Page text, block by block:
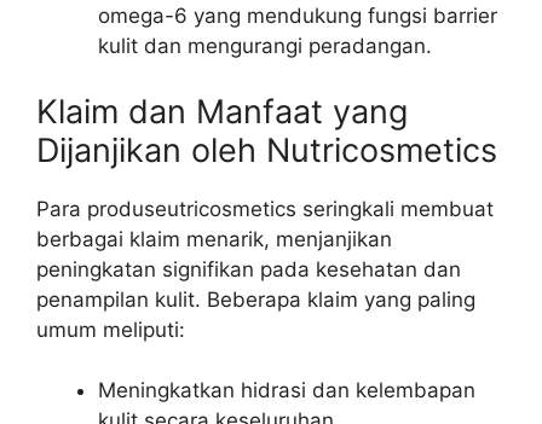
omega-6 yang mendukung fungsi barrier
kulit dan mengurangi peradangan.
Klaim dan Manfaat yang
Dijanjikan oleh Nutricosmetics
Para produseutricosmetics seringkali membuat
berbagai klaim menarik, menjanjikan
peningkatan signifikan pada kesehatan dan
penampilan kulit. Beberapa klaim yang paling
umum meliputi:
Meningkatkan hidrasi dan kelembapan